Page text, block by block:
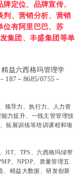
定位、品牌宣传、
判、营销分析、营销
位有阿里巴巴、苏
集团、丰盛集团等单
益六西格玛管理学
－8685/0755－
领导力、执行力、人力资
力提升、一线主管管理技
拓展训练等培训课程和项
JIT、TPS、六西格玛绿带
、NPDP、质量管理五
、精益大数据、研发创新